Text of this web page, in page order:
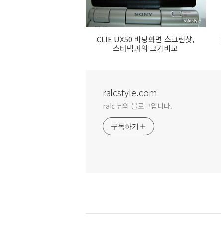
CLIE UX50 바탕화면 스크린샷,
스타택과의 크기비교
ralcstyle.com
ralc 님의 블로그입니다.
구독하기